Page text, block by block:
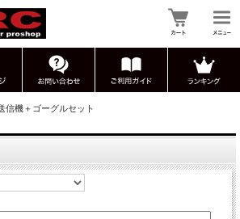
信機＋ゴーグルセット